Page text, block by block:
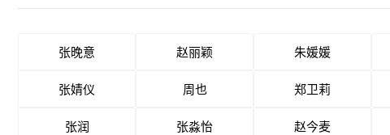
张晚意 赵丽颖 朱媛媛
张婧仪 周也 郑卫莉
张润 张淼怡 赵今麦